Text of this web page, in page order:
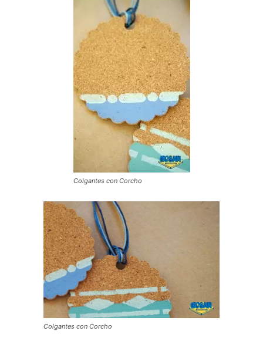
Colgantes con Corcho
Colgantes con Corcho